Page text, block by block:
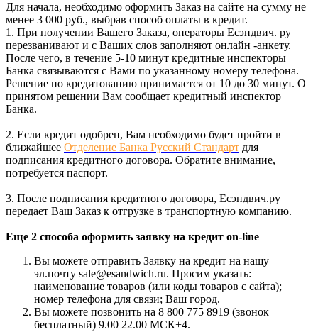
Для начала, необходимо оформить Заказ на сайте на сумму не
менее 3 000 руб., выбрав способ оплаты в кредит.
1. При получении Вашего Заказа, операторы Есэндвич. ру
перезванивают и с Ваших слов заполняют онлайн -анкету.
После чего, в течение 5-10 минут кредитные инспекторы
Банка связываются с Вами по указанному номеру телефона.
Решение по кредитованию принимается от 10 до 30 минут. О
принятом решении Вам сообщает кредитный инспектор
Банка.
2. Если кредит одобрен, Вам необходимо будет пройти в
ближайшее Отделение Банка Русский Стандарт для
подписания кредитного договора. Обратите внимание,
потребуется паспорт.
3. После подписания кредитного договора, Есэндвич.ру
передает Ваш Заказ к отгрузке в транспортную компанию.
Еще 2 способа оформить заявку на кредит on-line
Вы можете отправить Заявку на кредит на нашу
эл.почту sale@esandwich.ru. Просим указать:
наименование товаров (или коды товаров с сайта);
номер телефона для связи; Ваш город.
Вы можете позвонить на 8 800 775 8919 (звонок
бесплатный) 9.00 22.00 МСК+4.